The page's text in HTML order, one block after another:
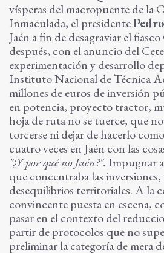
vísperas del macropuente de la
Inmaculada, el presidente
Jaén a fin de desagraviar el
después, con el anuncio del
experimentación y desarrollo
Instituto Nacional de Técnica
millones de euros de inversión
en potencia, proyecto tractor,
hoja de ruta no se tuerce, que
torcerse ni dejar de hacerlo
cuatro veces en Jaén con las
"¿Y por qué no Jaén?". Impugnar
que concentraba las
desequilibrios territoriales. A la
convincente puesta en escena,
pasar en el contexto del
partir de protocolos que no
preliminar la categoría de mera